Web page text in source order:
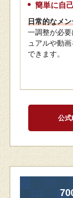
簡単に自
日常的なメ
一調整が必
ュアルや動
できます。
公式